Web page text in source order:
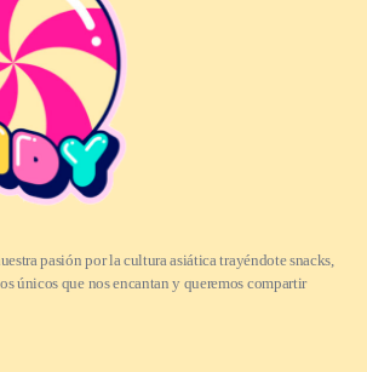
pasión por la cultura asiática trayéndote snacks,
únicos que nos encantan y queremos compartir